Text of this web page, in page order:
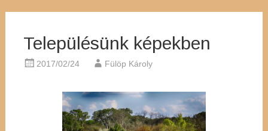
Településünk képekben
2017/02/24 Fülöp Károly